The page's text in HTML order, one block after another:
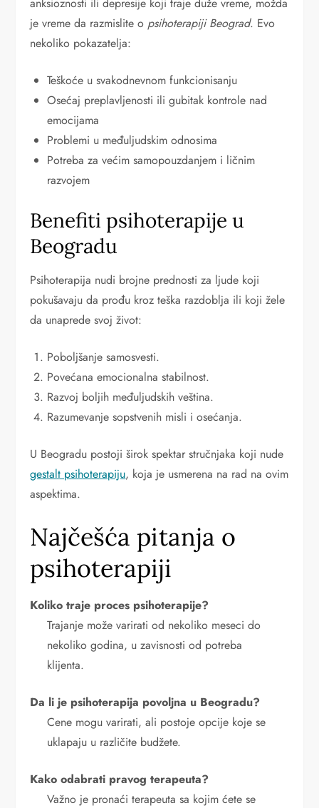
je vreme da razmislite o psihoterapiji Beograd. Evo
nekoliko pokazatelja:
Teškoće u svakodnevnom funkcionisanju
Osećaj preplavljenosti ili gubitak kontrole nad
emocijama
Problemi u međuljudskim odnosima
Potreba za većim samopouzdanjem i ličnim
razvojem
Benefiti psihoterapije u
Beogradu
Psihoterapija nudi brojne prednosti za ljude koji
pokušavaju da prođu kroz teška razdoblja ili koji žele
da unaprede svoj život:
Poboljšanje samosvesti.
Povećana emocionalna stabilnost.
Razvoj boljih međuljudskih veština.
Razumevanje sopstvenih misli i osećanja.
U Beogradu postoji širok spektar stručnjaka koji nude
gestalt psihoterapiju, koja je usmerena na rad na ovim
aspektima.
Najčešća pitanja o
psihoterapiji
Koliko traje proces psihoterapije?
Trajanje može varirati od nekoliko meseci do
nekoliko godina, u zavisnosti od potreba
klijenta.
Da li je psihoterapija povoljna u Beogradu?
Cene mogu varirati, ali postoje opcije koje se
uklapaju u različite budžete.
Kako odabrati pravog terapeuta?
Važno je pronaći terapeuta sa kojim ćete se